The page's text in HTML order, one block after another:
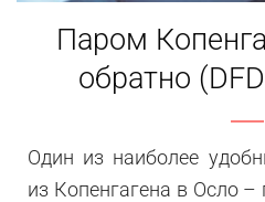
Паром
обратно
Один из наиболее
из Копенгагена в Осло –